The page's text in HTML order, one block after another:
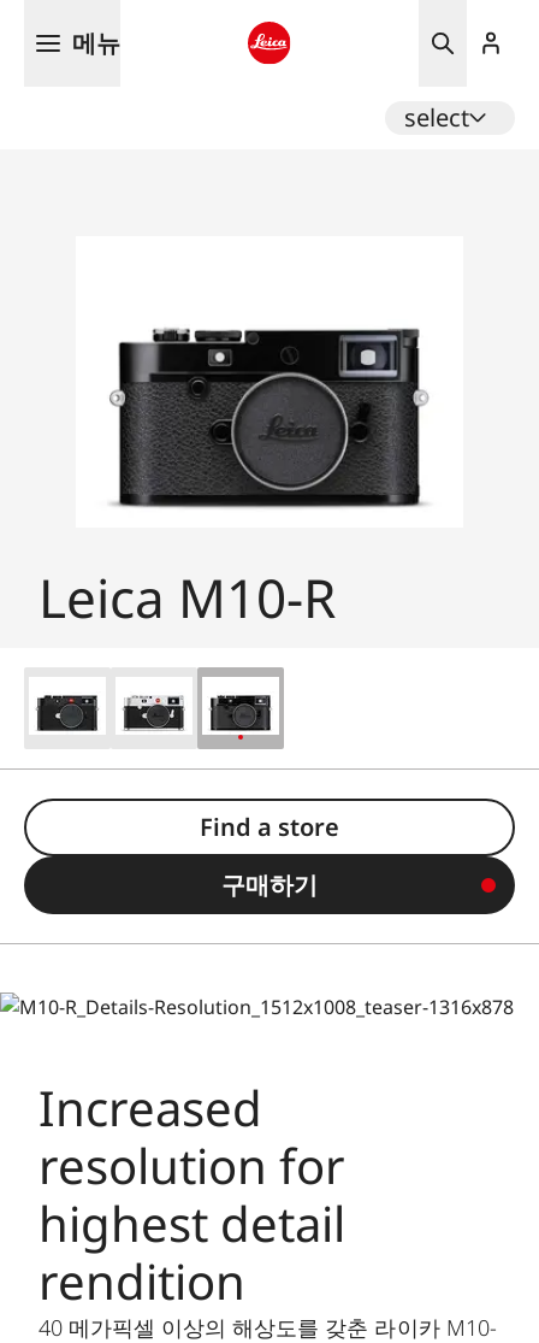
메뉴
select
Leica M10-R
Find a store
구매하기
Increased
resolution for
highest detail
rendition
40 메가픽셀 이상의 해상도를 갖춘 라이카 M10-